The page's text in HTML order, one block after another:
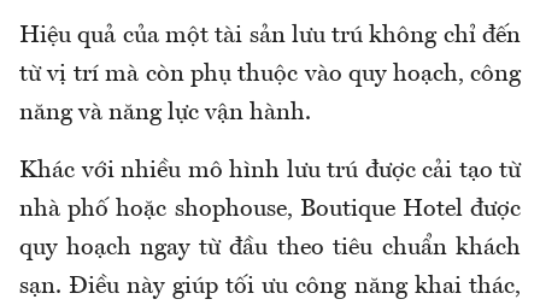
Hiệu quả của một tài sản lưu trú không chỉ đến
từ vị trí mà còn phụ thuộc vào quy hoạch, công
năng và năng lực vận hành.
Khác với nhiều mô hình lưu trú được cải tạo từ
nhà phố hoặc shophouse, Boutique Hotel được
quy hoạch ngay từ đầu theo tiêu chuẩn khách
sạn. Điều này giúp tối ưu công năng khai thác,